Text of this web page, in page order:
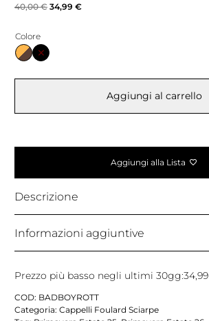
40,00€ Il
originale
34,99 €Il
Colore
Aggiungi al carrello
Aggiungi alla Lista
Descrizione
Informazioni aggiuntive
Prezzo più basso negli ultimi 30gg:34,99
COD: BADBOYROTT
Categoria: Cappelli Foulard Sciarpe